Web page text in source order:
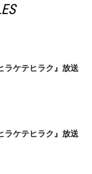
ラケテヒラク』放送
ラケテヒラク』放送